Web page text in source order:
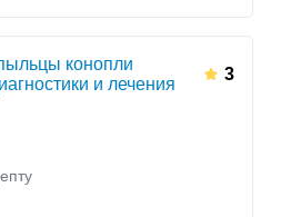
конопли
и лечения
3